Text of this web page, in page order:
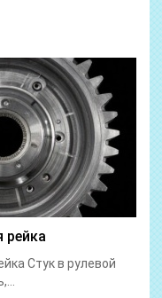
рейка
Стук в рулевой